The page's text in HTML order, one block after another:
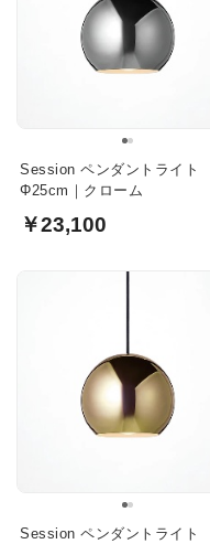
Session ペンダントライト
Φ25cm｜クローム
￥23,100
Session ペンダントライト